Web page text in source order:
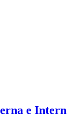
e